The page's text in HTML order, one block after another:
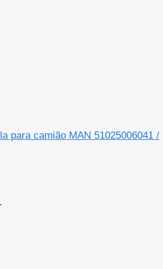
para camião MAN 51025006041 /